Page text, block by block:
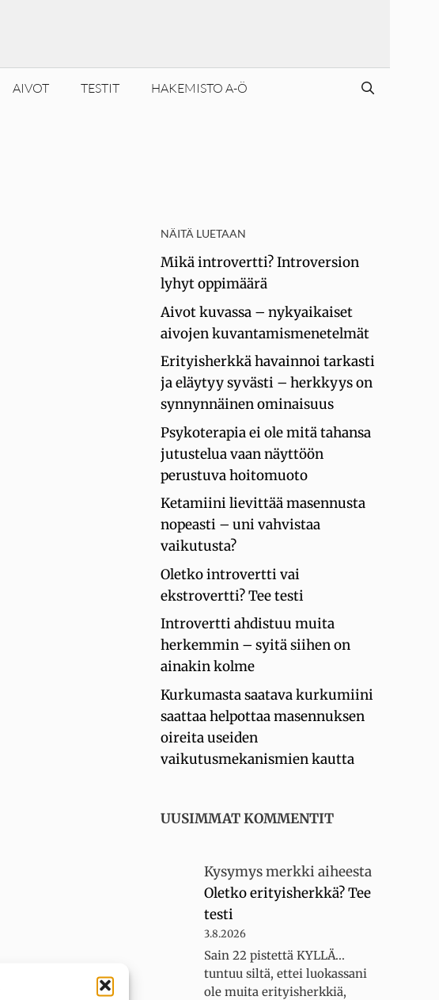
AIVOT TESTIT HAKEMISTO A-Ö
NÄITÄ LUETAAN
Mikä introvertti? Introversion
lyhyt oppimäärä
Aivot kuvassa – nykyaikaiset
aivojen kuvantamismenetelmät
Erityisherkkä havainnoi tarkasti
ja eläytyy syvästi – herkkyys on
synnynnäinen ominaisuus
Psykoterapia ei ole mitä tahansa
jutustelua vaan näyttöön
perustuva hoitomuoto
Ketamiini lievittää masennusta
nopeasti – uni vahvistaa
vaikutusta?
Oletko introvertti vai
ekstrovertti? Tee testi
Introvertti ahdistuu muita
herkemmin – syitä siihen on
ainakin kolme
Kurkumasta saatava kurkumiini
saattaa helpottaa masennuksen
oireita useiden
vaikutusmekanismien kautta
UUSIMMAT KOMMENTIT
Kysymys merkki aiheesta
Oletko erityisherkkä? Tee
testi
3.8.2026
Sain 22 pistettä KYLLÄ...
tuntuu siltä, ettei luokassani
ole muita erityisherkkiä,